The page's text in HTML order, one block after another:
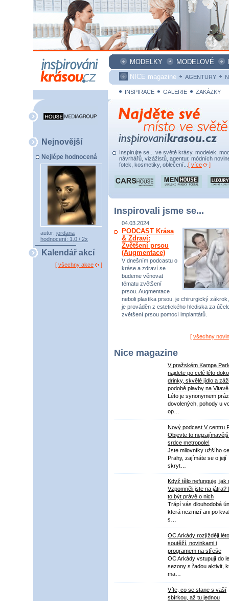
MODELKY MODELOVÉ
NICE magazine
AGENTURY
INSPIRACE GALERIE ZAKÁZKY
Nejnovější
Nejlépe hodnocená
autor: jordana
hodnocení: 1,0 / 2x
Kalendář akcí
[ všechny akce ]
Inspirujte se... ve světě krásy, modelek,
návrhářů, vizážistů, agentur, módních
fotek, kosmetiky, oblečení... [ více ]
Inspirovali jsme se...
04.03.2024
PODCAST Krása
& Zdraví:
Zvětšení prsou
(Augmentace)
V dnešním podcastu o
kráse a zdraví se
budeme věnovat
tématu zvětšení
prsou. Augmentace
neboli plastika prsou, je chirurgický
je prováděn z estetického hlediska za
zvětšení prsou pomocí implantátů.
[ všechny
Nice magazine
V pražském Kampa
najdete po celé léto
drinky, skvělé jídlo a
podobě plavby na Vltavě
Léto je synonymem
dovolených, pohody u
op…
Nový podcast V centru
Objevte to
srdce metropole!
Jste milovníky užšího
Prahy, zajímáte se o její
skryt…
Když tělo nefunguje, jak
Vzpomněli jste na játra?
to být právě o nich
Trápí vás dlouhodobá
která nezmizí ani po
s…
OC Arkády rozjíždějí léto
soutěží, novinkami i
programem na střeše
OC Arkády vstupují do
sezony s řadou aktivit,
ma…
Víte, co se stane s vaší
sbírkou, až tu jednou